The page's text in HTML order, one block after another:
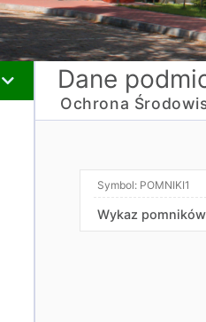
Dane
Ochrona
Symbol: POMNIKI1
Wykaz